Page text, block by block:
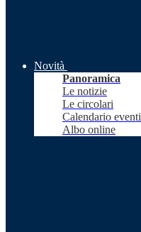
Novità
Panoramica
Le notizie
Le circolari
Calendario eventi
Albo online